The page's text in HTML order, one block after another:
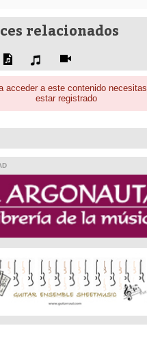
relacionados
acceder a este contenido necesitas
estar registrado